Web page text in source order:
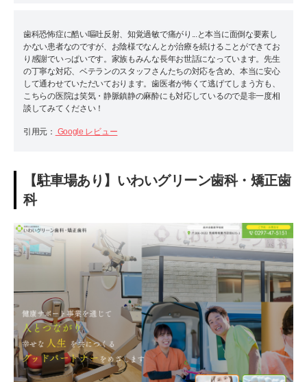
歯科恐怖症に酷い嘔吐反射、知覚過敏で痛がり...と本当に面倒な要素し
かない患者なのですが、お陰様でなんとか治療を続けることができてお
り感謝でいっぱいです。家族もみんな長年お世話になっています。先生
の丁寧な対応、ベテランのスタッフさんたちの対応を含め、本当に安心
して通わせていただいております。歯医者が怖くて逃げてしまう方も、
こちらの医院は笑気・静脈鎮静の麻酔にも対応しているので是非一度相
談してみてください！
引用元： Google レビュー
【駐車場あり】いわいグリーン歯科・矯正歯
科